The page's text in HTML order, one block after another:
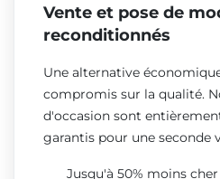
Vente et pose de
reconditionnés
Une alternative
compromis sur la qualité.
d'occasion sont
garantis pour une seconde
Jusqu'à 50% moins